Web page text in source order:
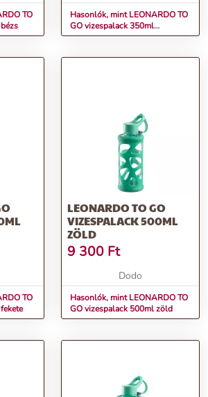
TO
Hasonlók, mint LEONARDO TO
GO vizespalack 350ml
korallvörös
TO
LEONARDO TO GO
VIZESPALACK 500ML
ZÖLD
9 300 Ft
Dodo
Hasonlók, mint LEONARDO TO
GO vizespalack 500ml zöld